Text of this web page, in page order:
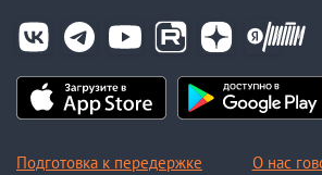
Подготовка к передержке
О нас